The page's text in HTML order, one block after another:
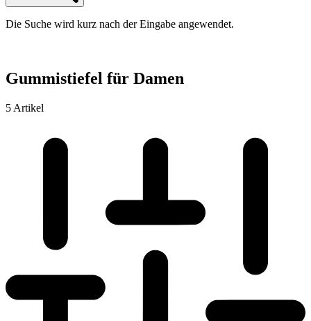
Die Suche wird kurz nach der Eingabe angewendet.
Gummistiefel für Damen
5 Artikel